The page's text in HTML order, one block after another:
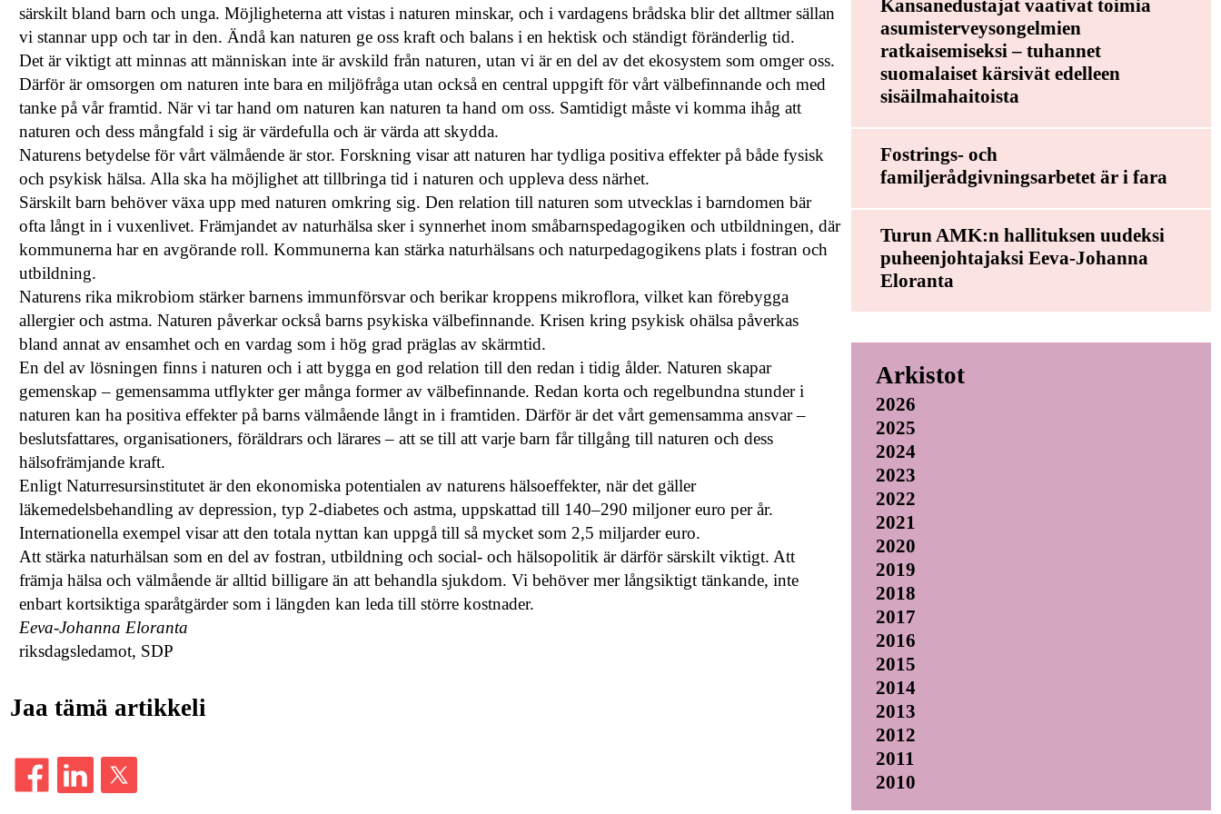
särskilt bland barn och unga. Möjligheterna att vistas i naturen minskar, och i vardagens brådska blir det alltmer sällan
vi stannar upp och tar in den. Ändå kan naturen ge oss kraft och balans i en hektisk och ständigt föränderlig tid.
Det är viktigt att minnas att människan inte är avskild från naturen, utan vi är en del av det ekosystem som omger oss.
Därför är omsorgen om naturen inte bara en miljöfråga utan också en central uppgift för vårt välbefinnande och med
tanke på vår framtid. När vi tar hand om naturen kan naturen ta hand om oss. Samtidigt måste vi komma ihåg att
naturen och dess mångfald i sig är värdefulla och är värda att skydda.
Naturens betydelse för vårt välmående är stor. Forskning visar att naturen har tydliga positiva effekter på både fysisk
och psykisk hälsa. Alla ska ha möjlighet att tillbringa tid i naturen och uppleva dess närhet.
Särskilt barn behöver växa upp med naturen omkring sig. Den relation till naturen som utvecklas i barndomen bär
ofta långt in i vuxenlivet. Främjandet av naturhälsa sker i synnerhet inom småbarnspedagogiken och utbildningen, där
kommunerna har en avgörande roll. Kommunerna kan stärka naturhälsans och naturpedagogikens plats i fostran och
utbildning.
Naturens rika mikrobiom stärker barnens immunförsvar och berikar kroppens mikroflora, vilket kan förebygga
allergier och astma. Naturen påverkar också barns psykiska välbefinnande. Krisen kring psykisk ohälsa påverkas
bland annat av ensamhet och en vardag som i hög grad präglas av skärmtid.
En del av lösningen finns i naturen och i att bygga en god relation till den redan i tidig ålder. Naturen skapar
gemenskap – gemensamma utflykter ger många former av välbefinnande. Redan korta och regelbundna stunder i
naturen kan ha positiva effekter på barns välmående långt in i framtiden. Därför är det vårt gemensamma ansvar –
beslutsfattares, organisationers, föräldrars och lärares – att se till att varje barn får tillgång till naturen och dess
hälsofrämjande kraft.
Enligt Naturresursinstitutet är den ekonomiska potentialen av naturens hälsoeffekter, när det gäller
läkemedelsbehandling av depression, typ 2-diabetes och astma, uppskattad till 140–290 miljoner euro per år.
Internationella exempel visar att den totala nyttan kan uppgå till så mycket som 2,5 miljarder euro.
Att stärka naturhälsan som en del av fostran, utbildning och social- och hälsopolitik är därför särskilt viktigt. Att
främja hälsa och välmående är alltid billigare än att behandla sjukdom. Vi behöver mer långsiktigt tänkande, inte
enbart kortsiktiga sparåtgärder som i längden kan leda till större kostnader.
Eeva-Johanna Eloranta
riksdagsledamot, SDP
Jaa tämä artikkeli
Kansanedustajat vaativat toimia
asumisterveysongelmien
ratkaisemiseksi – tuhannet
suomalaiset kärsivät edelleen
sisäilmahaitoista
Fostrings- och
familjerådgivningsarbetet är i fara
Turun AMK:n hallituksen uudeksi
puheenjohtajaksi Eeva-Johanna
Eloranta
Arkistot
2026
2025
2024
2023
2022
2021
2020
2019
2018
2017
2016
2015
2014
2013
2012
2011
2010